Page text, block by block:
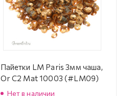
Пайетки LM Paris 3мм чаша,
Or C2 Mat 10003 (#LM09)
Нет в наличии